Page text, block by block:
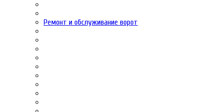
Ремонт и обслуживание ворот